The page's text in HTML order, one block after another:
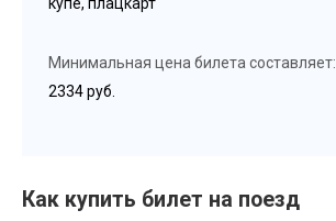
Минимальная цена билета составляет:
2334 руб.
Как купить билет на поезд